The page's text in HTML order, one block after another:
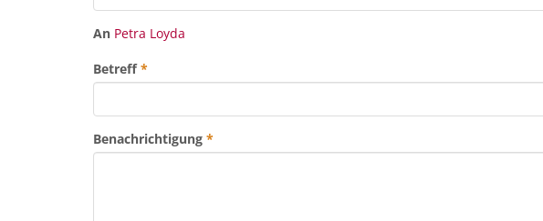
An Petra Loyda
Betreff*
Benachrichtigung *